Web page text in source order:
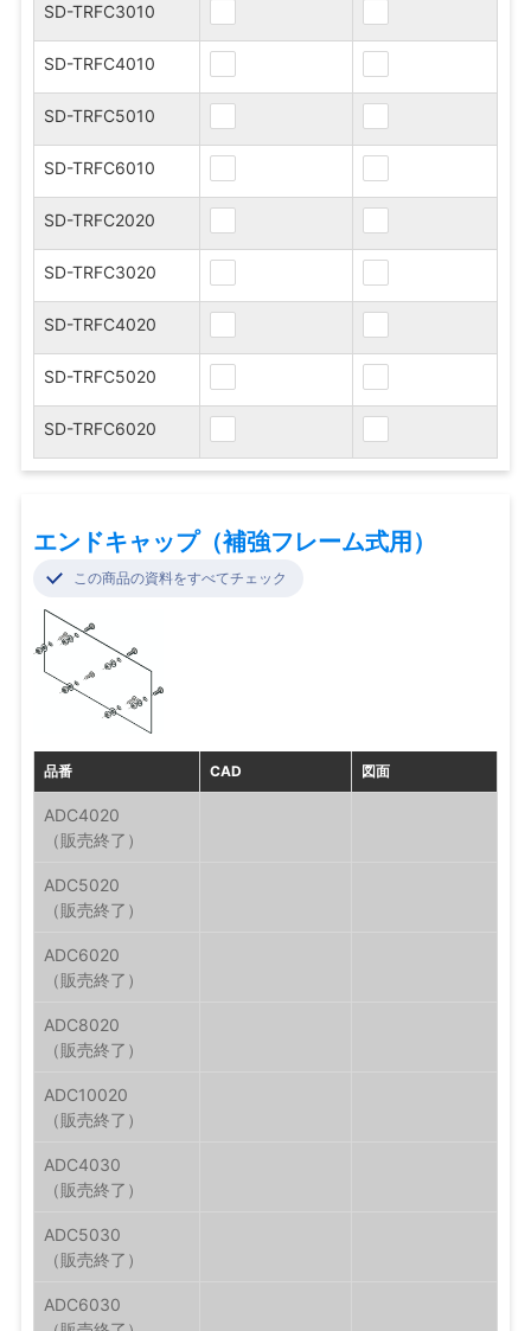
SD-TRFC3010
SD-TRFC4010
SD-TRFC5010
SD-TRFC6010
SD-TRFC2020
SD-TRFC3020
SD-TRFC4020
SD-TRFC5020
SD-TRFC6020
エンドキャップ（補強フレーム式用）
この商品の資料をすべてチェック
品番 CAD 図面
ADC4020
ADC5020
ADC6020
ADC8020
ADC10020
ADC4030
ADC5030
ADC6030